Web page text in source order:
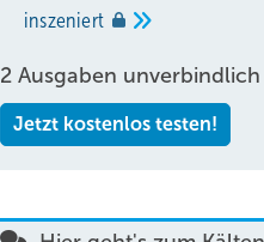
inszeniert
2 Ausgaben
Jetzt kostenlos testen!